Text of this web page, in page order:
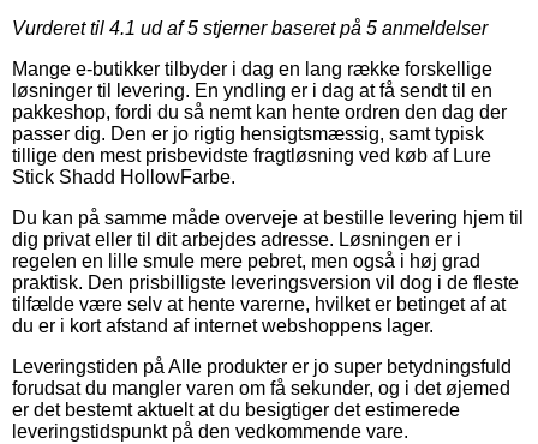
Vurderet til 4.1 ud af 5 stjerner baseret på 5 anmeldelser
Mange e-butikker tilbyder i dag en lang række forskellige
løsninger til levering. En yndling er i dag at få sendt til en
pakkeshop, fordi du så nemt kan hente ordren den dag der
passer dig. Den er jo rigtig hensigtsmæssig, samt typisk
tillige den mest prisbevidste fragtløsning ved køb af Lure
Stick Shadd HollowFarbe.
Du kan på samme måde overveje at bestille levering hjem til
dig privat eller til dit arbejdes adresse. Løsningen er i
regelen en lille smule mere pebret, men også i høj grad
praktisk. Den prisbilligste leveringsversion vil dog i de fleste
tilfælde være selv at hente varerne, hvilket er betinget af at
du er i kort afstand af internet webshoppens lager.
Leveringstiden på Alle produkter er jo super betydningsfuld
forudsat du mangler varen om få sekunder, og i det øjemed
er det bestemt aktuelt at du besigtiger det estimerede
leveringstidspunkt på den vedkommende vare.